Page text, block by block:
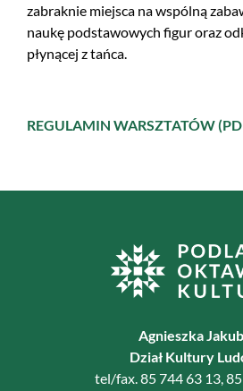
zabraknie miejsca na wspólną
naukę podstawowych figur oraz
płynącej z tańca.
REGULAMIN WARSZTATÓW
Agnieszka
Dział Kultury
tel/fax. 85 744 63 13,